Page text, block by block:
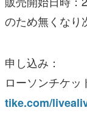
のため無くなり
申し込み：
ローソンチケ
tike.com/